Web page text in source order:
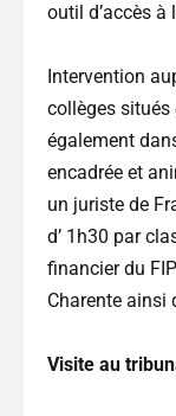
outil d’accès à
Intervention
collèges situés
également
encadrée et
un juriste de
d’ 1h30 par
financier du
Charente ainsi
Visite au